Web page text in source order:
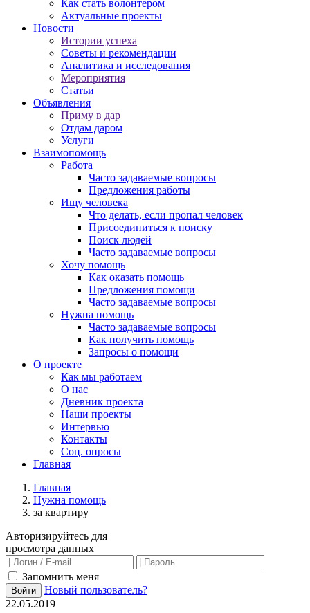
Как стать волонтером
Актуальные проекты
Новости
Истории успеха
Советы и рекомендации
Аналитика и исследования
Мероприятия
Статьи
Объявления
Приму в дар
Отдам даром
Услуги
Взаимопомощь
Работа
Часто задаваемые вопросы
Предложения работы
Ищу человека
Что делать, если пропал человек
Присоединиться к поиску
Поиск людей
Часто задаваемые вопросы
Хочу помощь
Как оказать помощь
Предложения помощи
Часто задаваемые вопросы
Нужна помощь
Часто задаваемые вопросы
Как получить помощь
Запросы о помощи
О проекте
Как мы работаем
О нас
Дневник проекта
Наши проекты
Интервью
Контакты
Соц. опросы
Главная
Главная
Нужна помощь
за квартиру
Авторизируйтесь для
просмотра данных
Запомнить меня
Войти
Новый пользователь?
22.05.2019